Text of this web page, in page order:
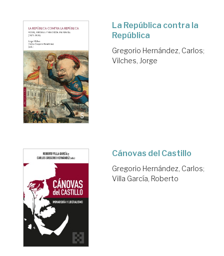
La República contra la
República
Gregorio Hernández, Carlos;
Vilches, Jorge
Cánovas del Castillo
Gregorio Hernández, Carlos;
Villa García, Roberto